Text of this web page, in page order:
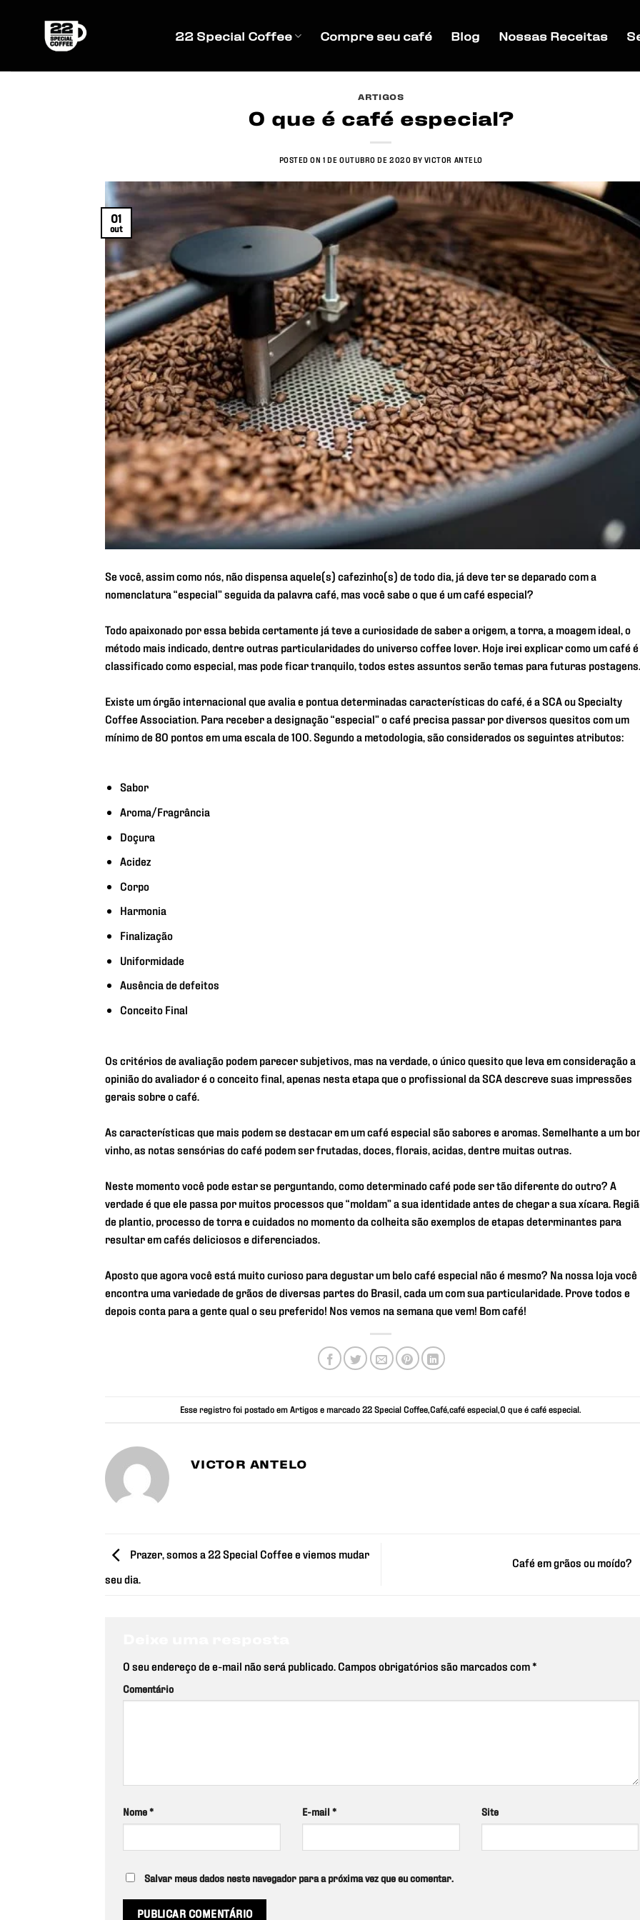
22 Special Coffee Compre seu café Blog Nossas Receitas
ARTIGOS
O que é café especial?
POSTED ON1 DE OUTUBRO DE 2020 BY VICTOR ANTELO
01
out
Se você, assim como nós, não dispensa aquele(s) cafezinho(s) de todo dia, já deve ter se deparado com a
nomenclatura “especial” seguida da palavra café, mas você sabe o que é um café especial?
Todo apaixonado por essa bebida certamente já teve a curiosidade de saber a origem, a torra, a moagem ideal, o
método mais indicado, dentre outras particularidades do universo coffee lover. Hoje irei explicar como um café é
classificado como especial, mas pode ficar tranquilo, todos estes assuntos serão temas para futuras postagens.
Existe um órgão internacional que avalia e pontua determinadas características do café, é a SCA ou Specialty
Coffee Association. Para receber a designação “especial” o café precisa passar por diversos quesitos com um
mínimo de 80 pontos em uma escala de 100. Segundo a metodologia, são considerados os seguintes atributos:
Sabor
Aroma/Fragrância
Doçura
Acidez
Corpo
Harmonia
Finalização
Uniformidade
Ausência de defeitos
Conceito Final
Os critérios de avaliação podem parecer subjetivos, mas na verdade, o único quesito que leva em consideração a
opinião do avaliador é o conceito final, apenas nesta etapa que o profissional da SCA descreve suas impressões
gerais sobre o café.
As características que mais podem se destacar em um café especial são sabores e aromas. Semelhante a um
vinho, as notas sensórias do café podem ser frutadas, doces, florais, acidas, dentre muitas outras.
Neste momento você pode estar se perguntando, como determinado café pode ser tão diferente do outro? A
verdade é que ele passa por muitos processos que “moldam” a sua identidade antes de chegar a sua xícara.
de plantio, processo de torra e cuidados no momento da colheita são exemplos de etapas determinantes para
resultar em cafés deliciosos e diferenciados.
Aposto que agora você está muito curioso para degustar um belo café especial não é mesmo? Na nossa loja você
encontra uma variedade de grãos de diversas partes do Brasil, cada um com sua particularidade. Prove todos e
depois conta para a gente qual o seu preferido! Nos vemos na semana que vem! Bom café!
Esse registro foi postado emArtigos e marcado22 Special Coffee ,Café ,café especial ,O que é café especial
VICTOR ANTELO
Prazer, somos a 22 Special Coffee e viemos mudar
seu dia.
Café em grãos ou moído?
O seu endereço de e-mail não será publicado. Campos obrigatórios são marcados com*
Comentário
Nome* E-mail* Site
Salvar meus dados neste navegador para a próxima vez que eu comentar.